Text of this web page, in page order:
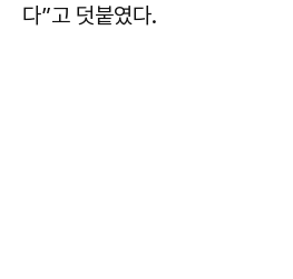
다”고 덧붙였다.